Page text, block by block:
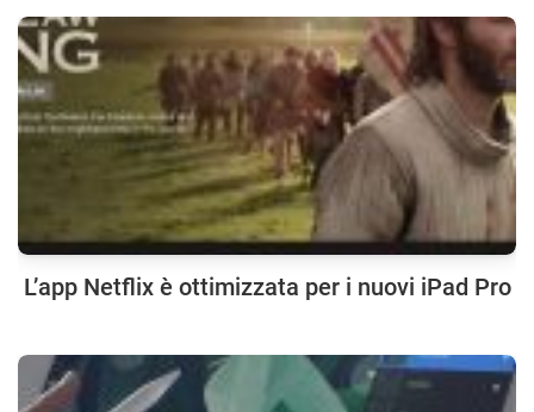
L’app Netflix è ottimizzata per i nuovi iPad Pro